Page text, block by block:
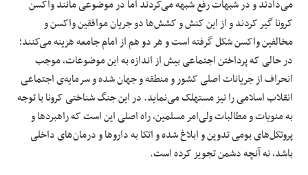
می‌دادند و در شبهات رفع شبهه می‌کردند اما در موضوعی مانند واکسن
کرونا گیر کردند و از این کنش و کشش‌ها دو جریان موافقین واکسن و
مخالفین واکسن شکل گرفته است و هر دو هم از امام جامعه هزینه می‌کنند؛
در حالی که پرداختن اجتماعی بیش از اندازه به این موضوعات، موجب
انحراف از جریانات اصلی کشور و منطقه و جهان شده و سرمایه‌ی اجتماعی
انقلاب اسلامی را نیز مستهلک می‌نماید. در این جنگ شناختی کرونا با توجه
به منویات و مطالبات ولی‌امر مسلمین، راه اصلی این است که راهبردها و
پروتکل‌های بومی تدوین و ابلاغ شده و اتکا به داروها و درمان‌های داخلی
باشد، نه آنچه دشمن تجویز کرده است.